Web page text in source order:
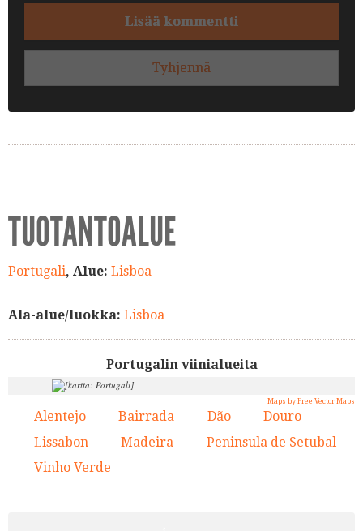
Lisää kommentti
Tyhjennä
TUOTANTOALUE
Portugali, Alue: Lisboa
Ala-alue/luokka: Lisboa
Portugalin viinialueita
Maps by Free Vector Maps
Alentejo Bairrada Dão Douro
Lissabon Madeira Peninsula de Setubal
Vinho Verde